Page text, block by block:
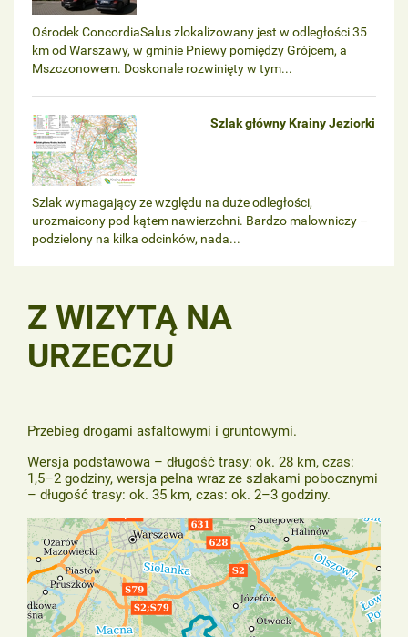
Ośrodek ConcordiaSalus zlokalizowany jest w odległości 35
km od Warszawy, w gminie Pniewy pomiędzy Grójcem, a
Mszczonowem. Doskonale rozwinięty w tym...
Szlak główny Krainy Jeziorki
Szlak wymagający ze względu na duże odległości,
urozmaicony pod kątem nawierzchni. Bardzo malowniczy –
podzielony na kilka odcinków, nada...
Z WIZYTĄ NA
URZECZU
Przebieg drogami asfaltowymi i gruntowymi.
Wersja podstawowa – długość trasy: ok. 28 km, czas:
1,5–2 godziny, wersja pełna wraz ze szlakami pobocznymi
– długość trasy: ok. 35 km, czas: ok. 2–3 godziny.